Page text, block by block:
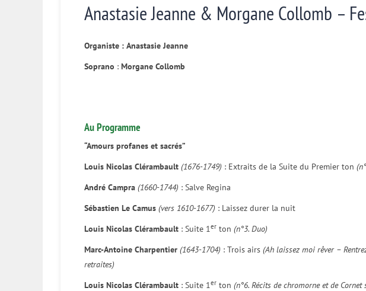
Anastasie Jeanne & Morgane Collomb –
Organiste : Anastasie Jeanne
Soprano : Morgane Collomb
Au Programme
“Amours profanes et sacrés”
Louis Nicolas Clérambault (1676-1749) : Extraits de la Suite du Premier ton
André Campra (1660-1744) : Salve Regina
Sébastien Le Camus (vers 1610-1677) : Laissez durer la nuit
Louis Nicolas Clérambault : Suite 1er ton (n°3. Duo)
Marc-Antoine Charpentier (1643-1704) : Trois airs (Ah laissez moi rêver –
retraites)
Louis Nicolas Clérambault : Suite 1er ton (n°6. Récits de chromorne et de Cornet